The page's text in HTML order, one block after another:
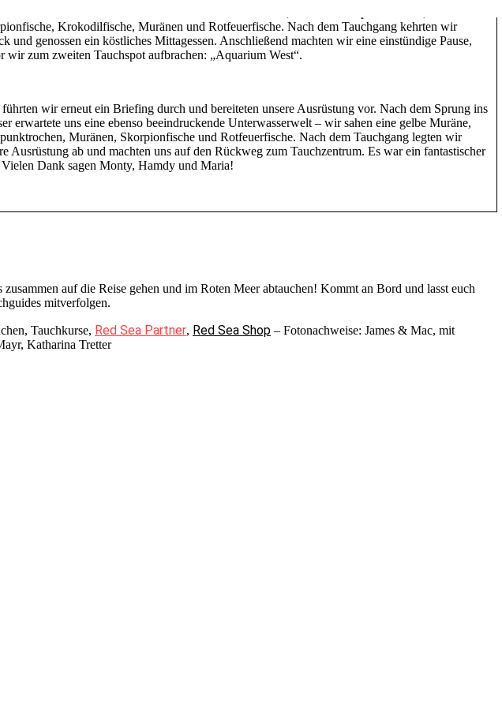
Krokodilfische, Muränen und Rotfeuerfische. Nach dem Tauchgang kehrten wir
und genossen ein köstliches Mittagessen. Anschließend machten wir eine einstündige Pause,
wir zum zweiten Tauchspot aufbrachen: „Aquarium West“.
wir erneut ein Briefing durch und bereiteten unsere Ausrüstung vor. Nach dem Sprung ins
erwartete uns eine ebenso beeindruckende Unterwasserwelt – wir sahen eine gelbe Muräne,
Muränen, Skorpionfische und Rotfeuerfische. Nach dem Tauchgang legten wir
Ausrüstung ab und machten uns auf den Rückweg zum Tauchzentrum. Es war ein fantastischer
Dank sagen Monty, Hamdy und Maria!
auf die Reise gehen und im Roten Meer abtauchen! Kommt an Bord und lasst euch
mitverfolgen.
Tauchkurse, Red Sea Partner, Red Sea Shop – Fotonachweise: James & Mac, mit
Katharina Tretter